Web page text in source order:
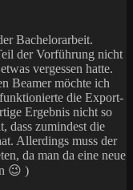
Bachelorarbeit.
der Vorführung nicht
vergessen hatte.
Beamer möchte ich
die Export-
Ergebnis nicht so
dass zumindest die
Allerdings muss der
da man da eine neue
😉 )